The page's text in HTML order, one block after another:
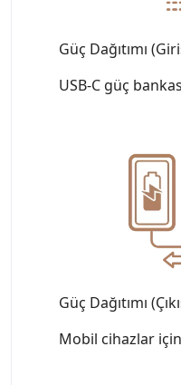
Güç Dağıtımı
USB-C güç
Güç Dağıtımı
Mobil cihazlar